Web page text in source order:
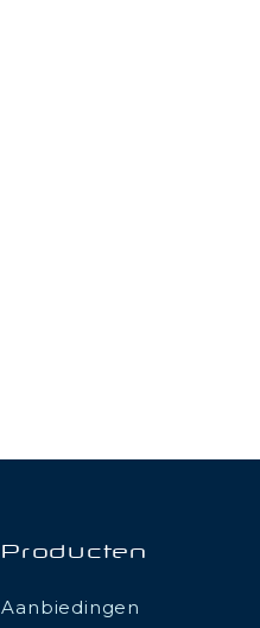
Producten
Aanbiedingen